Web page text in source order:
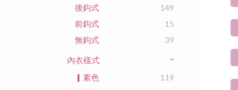
後鈎式
149
前鈎式
15
無鈎式
39
內衣樣式
▎素色
119